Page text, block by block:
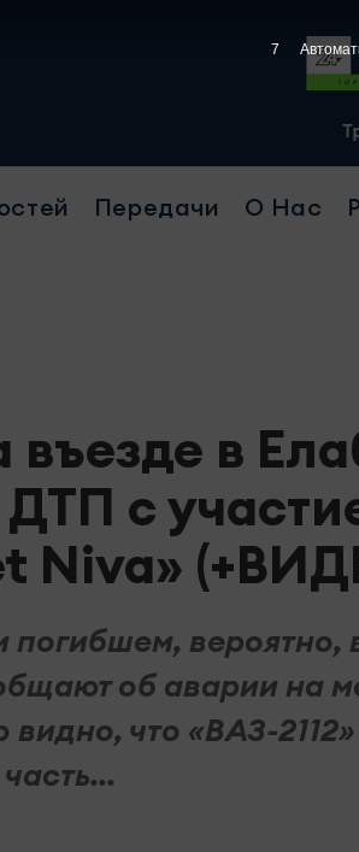
Передачи О Нас
въезде в
с
Niva»
вероятно,
об аварии на
что «ВАЗ-
6